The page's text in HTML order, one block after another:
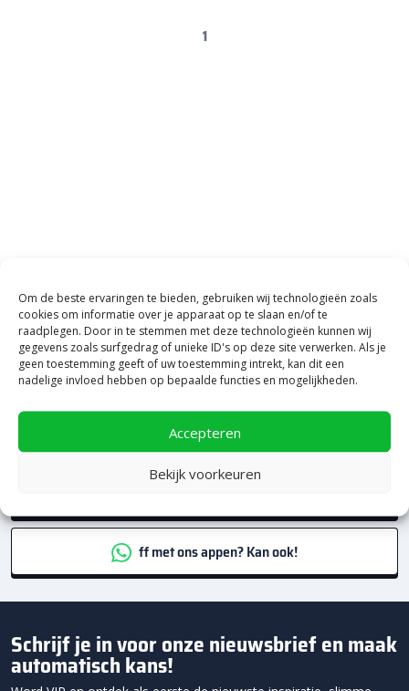
Om de beste ervaringen te bieden, gebruiken wij technologieën zoals
cookies om informatie over je apparaat op te slaan en/of te
raadplegen. Door in te stemmen met deze technologieën kunnen wij
gegevens zoals surfgedrag of unieke ID's op deze site verwerken. Als je
geen toestemming geeft of uw toestemming intrekt, kan dit een
nadelige invloed hebben op bepaalde functies en mogelijkheden.
Accepteren
Bekijk voorkeuren
1
We staan je graag te
woord
Persoonlijk
specialistisch advies
ff met ons appen? Kan ook!
Schrijf je in voor onze nieuwsbrief en maak
automatisch kans!